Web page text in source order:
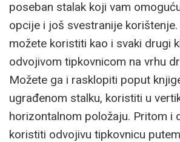
poseban stalak koji vam
opcije i još svestranije korištenje.
možete koristiti kao i svaki drugi
odvojivom tipkovnicom na vrhu
Možete ga i rasklopiti poput
ugrađenom stalku, koristiti u
horizontalnom položaju. Pritom i
koristiti odvojivu tipkovnicu